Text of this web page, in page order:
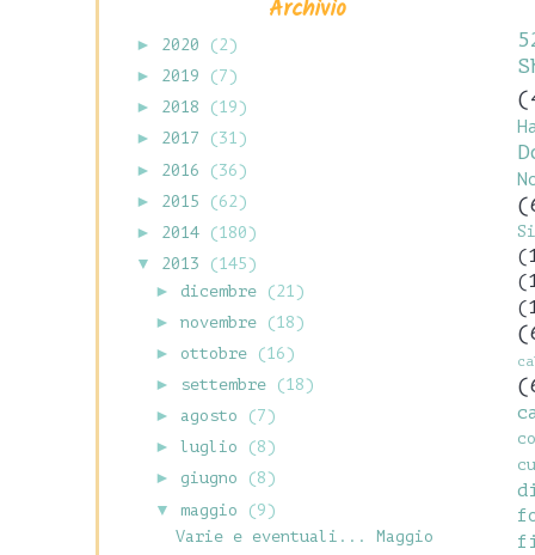
Archivio
► 2020
(2)
► 2019
(7)
► 2018
(19)
► 2017
(31)
►
2016
(36)
►
2015
(62)
►
2014
(180)
▼
2013
(145)
► dicembre
(21)
►novembre
(18)
► ottobre
(16)
►
settembre
(18)
► agosto
(7)
►luglio
(8)
► giugno
(8)
▼ maggio
(9)
Varie e eventuali... Maggio